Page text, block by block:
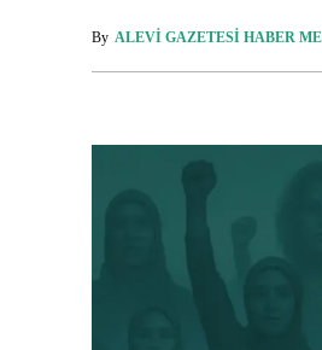
By ALEVI GAZETESI HABER